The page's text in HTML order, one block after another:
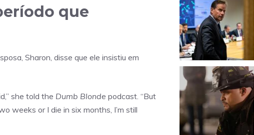
que
Sharon, disse que ele insistiu em
she told the Dumb Blonde podcast. “But
weeks or I die in six months, I’m still